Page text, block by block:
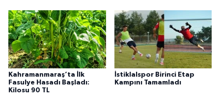
Kahramanmaraş’ta İlk
Fasulye Hasadı Başladı:
Kilosu 90 TL
İstiklalspor Birinci Etap
Kampını Tamamladı